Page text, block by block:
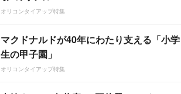
オリコンタイアップ特集
マクドナルドが40年にわたり支える「小学
生の甲子園」
オリコンタイアップ特集